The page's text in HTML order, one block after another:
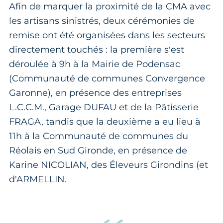
Afin de marquer la proximité de la CMA avec
les artisans sinistrés, deux cérémonies de
remise ont été organisées dans les secteurs
directement touchés : la première s’est
déroulée à 9h à la Mairie de Podensac
(Communauté de communes Convergence
Garonne), en présence des entreprises
L.C.C.M., Garage DUFAU et de la Pâtisserie
FRAGA, tandis que la deuxième a eu lieu à
11h à la Communauté de communes du
Réolais en Sud Gironde, en présence de
Karine NICOLIAN, des Éleveurs Girondins (et
d'ARMELLIN.